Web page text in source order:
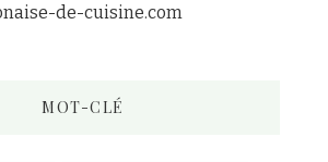
de-cuisine.com
MOT-CLÉ